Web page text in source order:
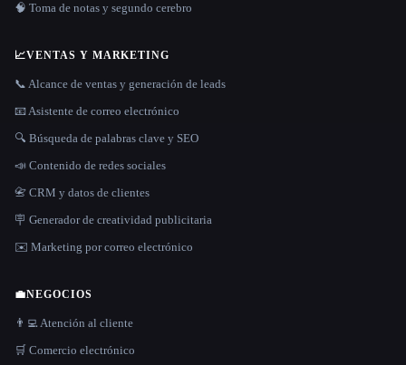
🧠 Toma de notas y segundo cerebro
📈VENTAS Y MARKETING
📞 Alcance de ventas y generación de leads
📧 Asistente de correo electrónico
🔍 Búsqueda de palabras clave y SEO
📣 Contenido de redes sociales
📇 CRM y datos de clientes
🪧 Generador de creatividad publicitaria
✉️ Marketing por correo electrónico
💼NEGOCIOS
👨‍💻 Atención al cliente
🛒 Comercio electrónico